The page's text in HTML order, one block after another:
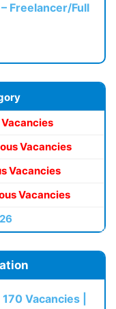
Freelancer/Full
Vacancies
Vacancies
Vacancies
Vacancies |